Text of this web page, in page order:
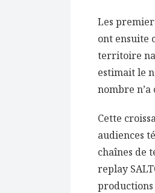
Les
ont ensuite
territoire
estimait le
nombre n’a
Cette
audiences
chaînes de
replay
productions